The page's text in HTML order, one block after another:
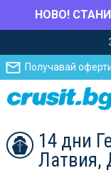
НОВО! СТАНИ
главното
съдържание
Навигацията
Получавай
14 дни
Латвия,